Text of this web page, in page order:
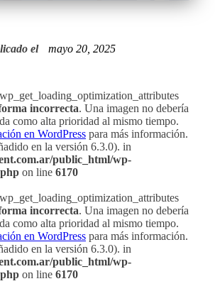
el mayo 20, 2025
incorrecta. Una imagen no debería
como alta prioridad al mismo tiempo.
en WordPress para más información.
en la versión 6.3.0). in
public_html/wp-
on line 6170
incorrecta. Una imagen no debería
como alta prioridad al mismo tiempo.
en WordPress para más información.
en la versión 6.3.0). in
public_html/wp-
on line 6170